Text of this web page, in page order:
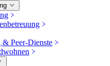
Peer-Dienste